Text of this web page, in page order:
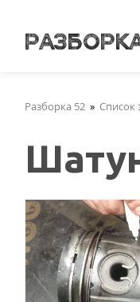
Разборка 52 » Список